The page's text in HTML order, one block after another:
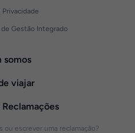
Gestão Integrado
somos
viajar
escrever uma reclamação?